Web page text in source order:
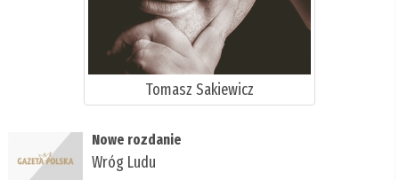
Tomasz Sakiewicz
Nowe rozdanie
Wróg Ludu